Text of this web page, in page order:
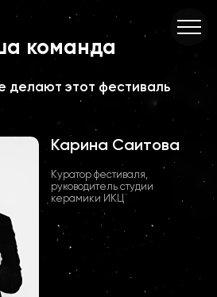
команда
делают этот фестиваль
Карина Саитова
Куратор фестиваля,
руководитель студии
керамики ИКЦ